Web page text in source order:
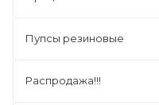
Пупсы резиновые
Распродажа!!!